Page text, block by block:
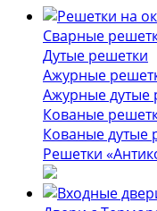
Сварные
Дутые решетки
Ажурные
Ажурные дутые
Кованые
Кованые дутые
Решетки